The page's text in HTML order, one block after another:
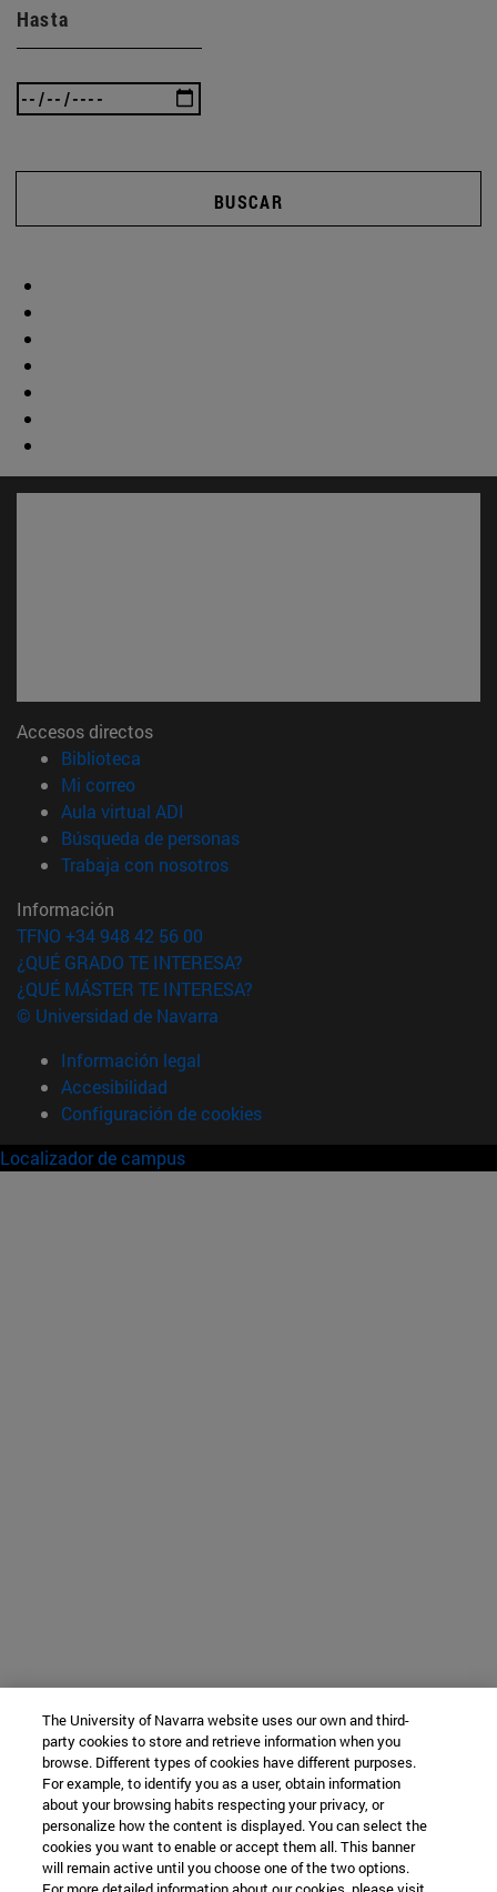
Hasta
BUSCAR
Accesos directos
Biblioteca
Mi correo(abre en nueva ventana)
Aula virtual ADI
Búsqueda de personas(abre en nueva ventana)
Trabaja con nosotros(abre en nueva ventana)
Información
TFNO +34 948 42 56 00
¿QUÉ GRADO TE INTERESA?
¿QUÉ MÁSTER TE INTERESA?
© Universidad de Navarra
Información legal
Accesibilidad
Configuración de cookies
Localizador de campus
The University of Navarra website uses our own and third-
party cookies to store and retrieve information when you
browse. Different types of cookies have different purposes.
For example, to identify you as a user, obtain information
about your browsing habits respecting your privacy, or
personalize how the content is displayed. You can select the
cookies you want to enable or accept them all. This banner
will remain active until you choose one of the two options.